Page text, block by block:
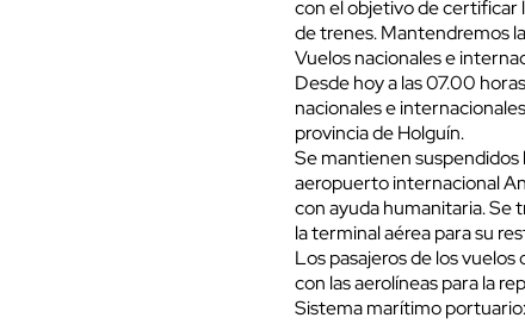
con el objetivo de certificar
de trenes. Mantendremos
Vuelos nacionales e
Desde hoy a las 07.00
nacionales e
provincia de Holguín.
Se mantienen suspendidos
aeropuerto internacional
con ayuda humanitaria. Se
la terminal aérea para su
Los pasajeros de los
con las aerolíneas para la
Sistema marítimo portuario: